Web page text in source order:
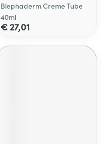
Blephaderm Creme Tube
40ml
€ 27,01